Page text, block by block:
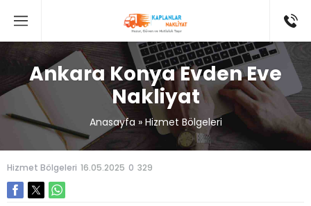
Ankara Konya Evden Eve
Nakliyat
Anasayfa» Hizmet Bölgeleri
Hizmet Bölgeleri 16.05.2025 0 329